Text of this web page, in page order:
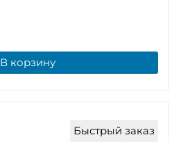
В корзину
Быстрый заказ